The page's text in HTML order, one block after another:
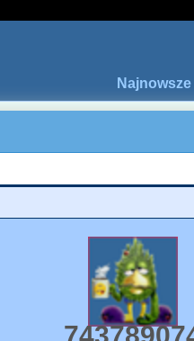
Najnowsze